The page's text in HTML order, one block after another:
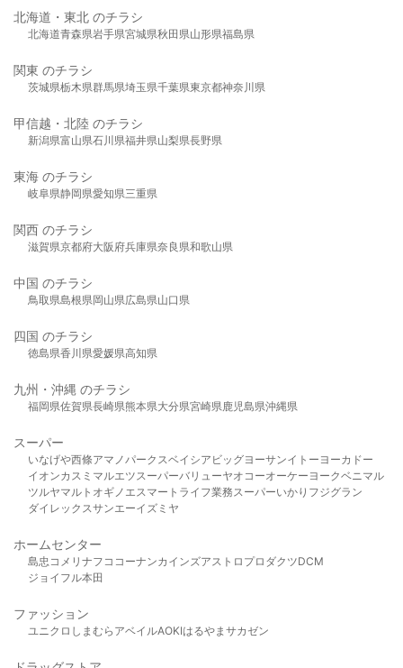
北海道・東北 のチラシ
北海道青森県岩手県宮城県秋田県山形県福島県
関東 のチラシ
茨城県栃木県群馬県埼玉県千葉県東京都神奈川県
甲信越・北陸 のチラシ
新潟県富山県石川県福井県山梨県長野県
東海 のチラシ
岐阜県静岡県愛知県三重県
関西 のチラシ
滋賀県京都府大阪府兵庫県奈良県和歌山県
中国 のチラシ
鳥取県島根県岡山県広島県山口県
四国 のチラシ
徳島県香川県愛媛県高知県
九州・沖縄 のチラシ
福岡県佐賀県長崎県熊本県大分県宮崎県鹿児島県沖縄県
スーパー
いなげや西條アマノパークスベイシア ビッグヨーサンイトーヨーカドー
イオンカスミ マルエツスーパーバリューヤオコーオーケー ヨークベニマル
ツルヤマルト オギノ エスマート ライフ業務スーパーいかり フジグラン
ダイレックスサンエーイズミヤ
ホームセンター
島忠 コメリ ナフコ コーナンカインズアストロプロダクツDCM
ジョイフル本田
ファッション
ユニクロ しまむら アベイルAOKIはるやま サカゼン